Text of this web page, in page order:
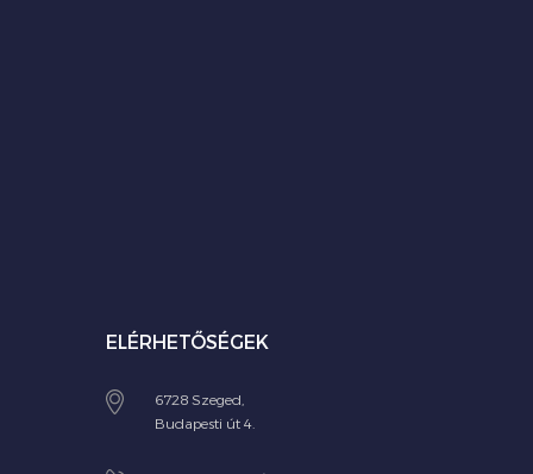
ELÉRHETŐSÉGEK
6728 Szeged,
Budapesti út 4.